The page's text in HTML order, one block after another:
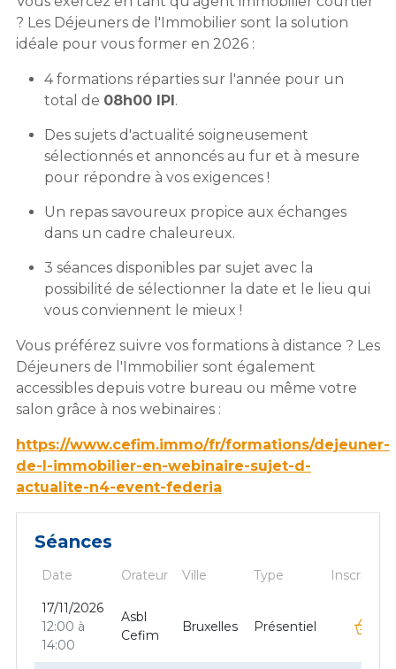
? Les Déjeuners de l'Immobilier sont la solution
idéale pour vous former en 2026 :
4 formations réparties sur l'année pour un
total de 08h00 IPI.
Des sujets d'actualité soigneusement
sélectionnés et annoncés au fur et à mesure
pour répondre à vos exigences !
Un repas savoureux propice aux échanges
dans un cadre chaleureux.
3 séances disponibles par sujet avec la
possibilité de sélectionner la date et le lieu qui
vous conviennent le mieux !
Vous préférez suivre vos formations à distance ? Les
Déjeuners de l'Immobilier sont également
accessibles depuis votre bureau ou même votre
salon grâce à nos webinaires :
https://www.cefim.immo/fr/formations/dejeuner-
de-l-immobilier-en-webinaire-sujet-d-
actualite-n4-event-federia
Séances
Date Orateur Ville Type Inscription
17/11/2026
12:00 à
14:00
Asbl
Cefim
Bruxelles Présentiel